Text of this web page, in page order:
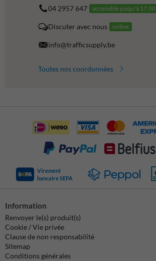
04 2957 647 accessible jusqu'à 17.00
Discuter avec nous online
info@trafficsupply.be
Toutes nos coordonnées
Virement
bancaire SEPA
Information
Renvoyer le(s) produit(s)
Cookie / Vie privée
Clause de non responsabilité
Sitemap
Conditions générales